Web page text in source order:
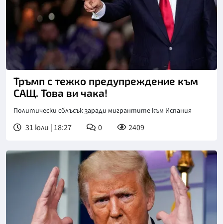
Снимка: АП/БТА
Тръмп с тежко предупреждение към
САЩ. Това ви чака!
Политически сблъсък заради мигрантите към Испания
31 юли | 18:27 0 2409